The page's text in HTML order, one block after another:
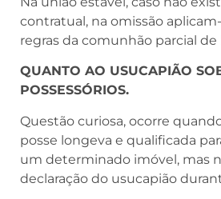
contratual, na omissão
regras da comunhão parcial de
QUANTO AO USUCAPIÃO
POSSESSÓRIOS.
Questão curiosa, ocorre
posse longeva e qualificada
um determinado imóvel, mas
declaração do usucapião